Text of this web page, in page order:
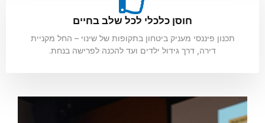
חוסן כלכלי לכל שלב בחיים
תכנון פיננסי מעניק ביטחון בתקופות של שינוי – החל מקניית
דירה, דרך גידול ילדים ועד להכנה לפרישה בנחת.